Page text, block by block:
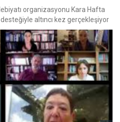
organizasyonu Kara Hafta
altıncı kez gerçekleşiyor